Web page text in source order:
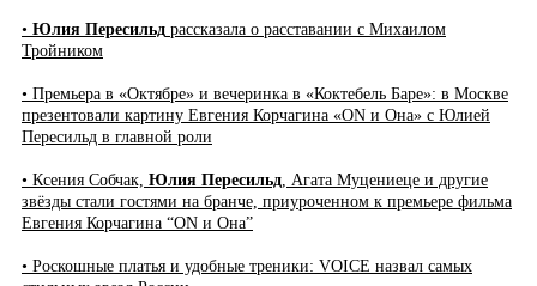
• Юлия Пересильд рассказала о расставании с Михаилом
Тройником
• Премьера в «Октябре» и вечеринка в «Коктебель Баре»: в Москве
презентовали картину Евгения Корчагина «ON и Она» с Юлией
Пересильд в главной роли
• Ксения Собчак, Юлия Пересильд, Агата Муцениеце и другие
звёзды стали гостями на бранче, приуроченном к премьере фильма
Евгения Корчагина “ON и Она”
• Роскошные платья и удобные треники: VOICE назвал самых